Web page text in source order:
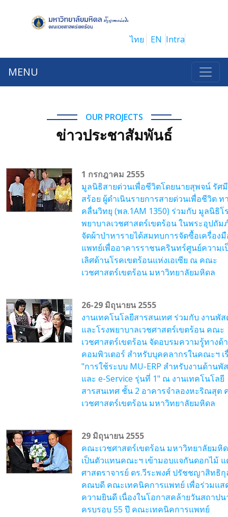
ไทย EN Intra
MENU
OUR PROJECTS
ข่าวประชาสัมพันธ์
1 กรกฎาคม 2555
มูลนิธิสายด่วนเพื่อชีวิตโดยนายสุพจน์ รัศ
สร้อย ผู้ดำเนินรายการสายด่วนเพื่อชีวิต ท
คลื่นวิทยุ (พล.1AM 1350) ร่วมกับ มูลนิธิโ
พยาบาลเวชศาสตร์เขตร้อน ในพระอุปถัม
จัดผ้าป่าหารายได้สมทบการจัดซื้อเครื่อง
แพทย์เพื่ออาคารราชนครินทร์ศูนย์ความเ
เลิศด้านโรคเขตร้อนแห่งเอเซีย ณ คณะ
เวชศาสตร์เขตร้อน มหาวิทยาลัยมหิดล
26-29 มิถุนายน 2555
งานเทคโนโลยีสารสนเทศ ร่วมกับ งานพั
และโรงพยาบาลเวชศาสตร์เขตร้อน คณะ
เวชศาสตร์เขตร้อน จัดอบรมความรู้ทางด้
คอมพิวเตอร์ สำหรับบุคคลากรในคณะฯ เ
"การใช้ระบบ MU-ERP สำหรับงานด้านพั
และ e-Service รุ่นที่ 1" ณ งานเทคโนโลยี
สารสนเทศ ชั้น 2 อาคารจำลองหะริณสุต
เวชศาสตร์เขตร้อน มหาวิทยาลัยมหิดล
29 มิถุนายน 2555
คณะเวชศาสตร์เขตร้อน มหาวิทยาลัยมหิ
เป็นตัวแทนคณะฯ เข้ามอบแจกันดอกไม้ แ
ศาสตราจารย์ ดร.วีระพงศ์ ปรัชชญาสิทธิ
คณบดี คณะเทคนิคการแพทย์ เพื่อร่วมแส
ความยินดี เนื่องในโอกาสคล้ายวันสถาปน
ครบรอบ 55 ปี คณะเทคนิคการแพทย์